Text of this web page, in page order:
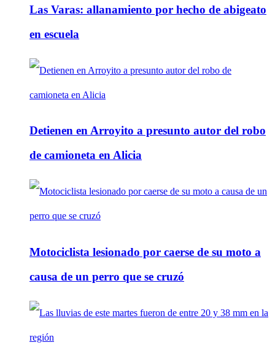
Las Varas: allanamiento por hecho de abigeato
en escuela
Detienen en Arroyito a presunto autor del robo
de camioneta en Alicia
Motociclista lesionado por caerse de su moto a
causa de un perro que se cruzó